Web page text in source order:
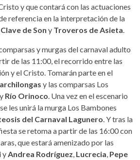
y que contará con las actuaciones
referencia en la interpretación de la
Clave de Son y Troveros de Asieta
y murgas del carnaval adulto
de las 11:00, el recorrido entre las
y el Cristo. Tomarán parte en el
y las comparsas Los
y Río Orinoco . Una vez en el escenario
les unirá la murga Los Bambones
del Carnaval Lagunero . Y tras la
se retoma a partir de las 16:00 con
que estará amenizado por las
y Andrea Rodríguez Lucrecia Pepe